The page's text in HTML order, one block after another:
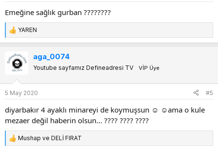
Emeğine sağlık gurban ????????
T
e
k
e
YAREN
aga_0074
Youtube sayfamız Defineadresi TV VİP Üye
5 May 2020 #5
diyarbakır 4 ayaklı minareyi de koymuşsun ☺ ☺ama o kule
mezaer değil haberin olsun... ???? ???? ????
T
Mushap ve DELİ FIRAT